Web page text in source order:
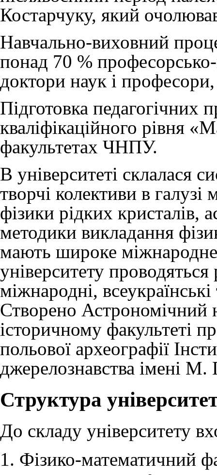
Костарчуку, який
Навчально-виховний
понад 70 %
доктори наук і
Підготовка педагогічних
кваліфікаційного рівня
факультетах ЧНПУ.
В університеті склалася
творчі колективи в галузі
фізики рідких кристалів,
методики викладання
мають широке
університету проводяться
міжнародні,
Створено Астрономічний
історичному факультеті
польової археографії
джерелознавства імені
Структура
До складу університету
Фізико-математичний